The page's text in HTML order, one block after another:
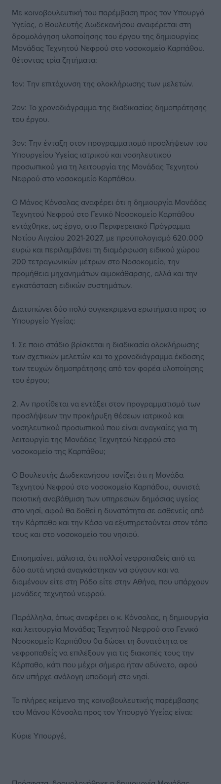
Με κοινοβουλευτική του παρέμβαση προς τον Υπουργό
Υγείας, ο Βουλευτής Δωδεκανήσου αναφέρεται στη
δρομολόγηση υλοποίησης του έργου της δημιουργίας
Μονάδας Τεχνητού Νεφρού στο νοσοκομείο Καρπάθου.
θέτοντας τρία ζητήματα:
1ον: Την επιτάχυνση της ολοκλήρωσης των μελετών.
2ον: Το χρονοδιάγραμμα της διαδικασίας δημοπράτησης
του έργου.
3ον: Την ένταξη στον προγραμματισμό προσλήψεων του
Υπουργείου Υγείας ιατρικού και νοσηλευτικού
προσωπικού για τη λειτουργία της Μονάδας Τεχνητού
Νεφρού στο νοσοκομείο Καρπάθου.
Ο Μάνος Κόνσολας αναφέρει ότι η δημιουργία Μονάδας
Τεχνητού Νεφρού στο Γενικό Νοσοκομείο Καρπάθου
εντάχθηκε, ως έργο, στο Περιφερειακό Πρόγραμμα
Νοτίου Αιγαίου 2021-2027, με προϋπολογισμό 620.000
ευρώ και περιλαμβάνει τη διαμόρφωση ειδικού χώρου
200 τετραγωνικών μέτρων στο Νοσοκομείο, την
προμήθεια μηχανημάτων αιμοκάθαρσης, αλλά και την
εγκατάσταση ειδικών συστημάτων.
Διατυπώνει δύο πολύ συγκεκριμένα ερωτήματα προς το
Υπουργείο Υγείας:
1. Σε ποιο στάδιο βρίσκεται η διαδικασία ολοκλήρωσης
των σχετικών μελετών και το χρονοδιάγραμμα έκδοσης
των τευχών δημοπράτησης από τον φορέα υλοποίησης
του έργου;
2. Αν προτίθεται να εντάξει στον προγραμματισμό των
προσλήψεων την προκήρυξη θέσεων ιατρικού και
νοσηλευτικού προσωπικού που είναι αναγκαίες για τη
λειτουργία της Μονάδας Τεχνητού Νεφρού στο
νοσοκομείο της Καρπάθου;
Ο Βουλευτής Δωδεκανήσου τονίζει ότι η Μονάδα
Τεχνητού Νεφρού στο νοσοκομείο Καρπάθου, συνιστά
ποιοτική αναβάθμιση των υπηρεσιών δημόσιας υγείας
στο νησί, αφού θα δοθεί η δυνατότητα σε ασθενείς από
την Κάρπαθο και την Κάσο να εξυπηρετούνται στον τόπο
τους και στο νοσοκομείο του νησιού.
Επισημαίνει, μάλιστα, ότι πολλοί νεφροπαθείς από τα
δύο αυτά νησιά αναγκάστηκαν να φύγουν και να
διαμένουν είτε στη Ρόδο είτε στην Αθήνα, που υπάρχουν
μονάδες τεχνητού νεφρού.
Παράλληλα, όπως αναφέρει ο κ. Κόνσολας, η δημιουργία
και λειτουργία Μονάδας Τεχνητού Νεφρού στο Γενικό
Νοσοκομείο Καρπάθου θα δώσει τη δυνατότητα σε
νεφροπαθείς να επιλέξουν για τις διακοπές τους την
Κάρπαθο, κάτι που μέχρι σήμερα ήταν αδύνατο, αφού
δεν υπήρχε ανάλογη υποδομή στο νησί.
Το πλήρες κείμενο της κοινοβουλευτικής παρέμβασης
του Μάνου Κόνσολα προς τον Υπουργό Υγείας είναι:
Κύριε Υπουργέ,